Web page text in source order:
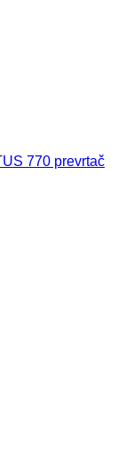
770 prevrtač